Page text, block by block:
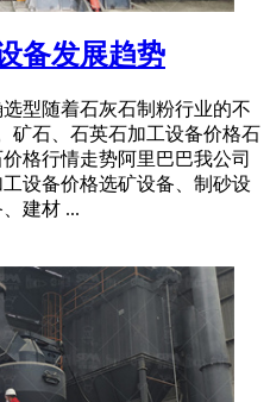
备发展趋势
型随着石灰石制粉行业的不
矿石、石英石加工设备价格石
格行情走势阿里巴巴我公司
设备价格选矿设备、制砂设
建材 ...